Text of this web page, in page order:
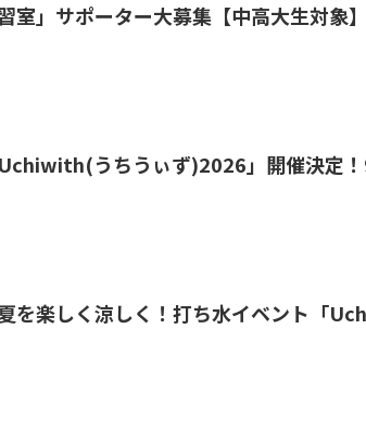
」サポーター大募集【中高大生対象】
Uchiwith(うちうぃず)2026」開催決定
を楽しく涼しく！打ち水イベント「